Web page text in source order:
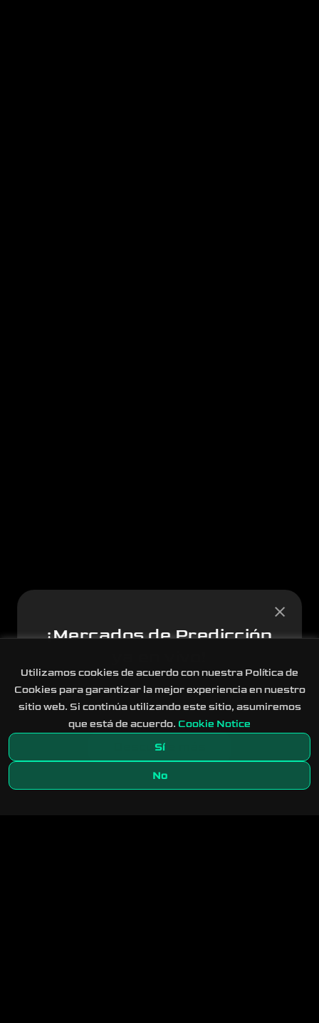
¡Mercados de Predicción
Eventos del mundo real a través de ocho
categorías
Descubre más
Utilizamos cookies de acuerdo con nuestra Política de
Cookies para garantizar la mejor experiencia en nuestro
sitio web. Si continúa utilizando este sitio, asumiremos
que está de acuerdo. Cookie Notice
Sí
No